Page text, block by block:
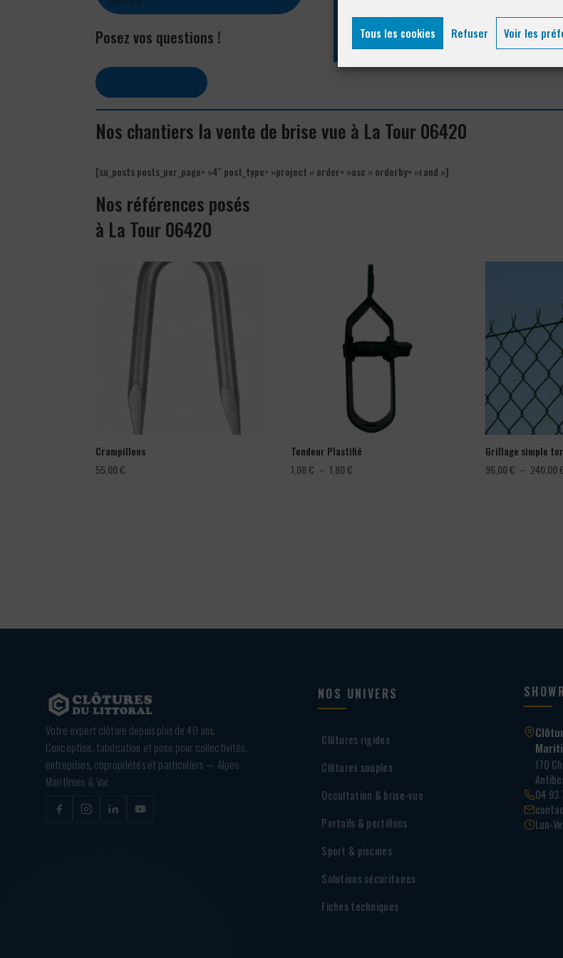
Tous les cookies Refuser Voir les
Posez vos questions !
04 93 74 33 76
Nos chantiers la vente de brise vue à La Tour 06420
[su_posts posts_per_page= »4″ post_type= »project » order= »asc » orderby= »rand »]
Nos références posés
à La Tour 06420
Crampillons
55,00€
Tendeur Plastifié
1,08€ – 1,80€Plage
Grillage simple
96,00€ – 240,00
Votre expert clôture depuis plus de 40 ans.
Conception, fabrication et pose pour collectivités,
entreprises, copropriétés et particuliers — Alpes-
Maritimes & Var.
NOS UNIVERS
Clôtures rigides
Clôtures souples
Occultation & brise-vue
Portails & portillons
Sport & piscines
Solutions sécuritaires
Fiches techniques
170
04 93
Lun-